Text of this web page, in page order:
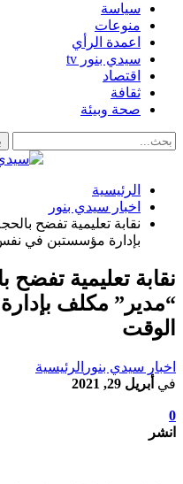
سياسة
منوعات
اعمدة الرأي
سيدي بنور tv
اقتصاد
ثقافة
صحة وبيئة
الرئيسية
اخبار سيدي بنور
نقابة تعليمية تفضح
بإدارة مؤسستبن في
نقابة تعليمية تفضح
“مدير” مكلف
الوقت
اخبار سيدي بنور الرئيسية
في أبريل 29, 2021
0
انشر